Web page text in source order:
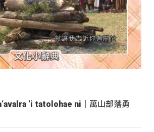
‘i tatolohae ni｜萬山部落勇